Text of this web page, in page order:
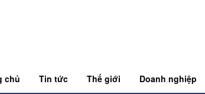
chủ Tin tức Thế giới Doanh nghiệp